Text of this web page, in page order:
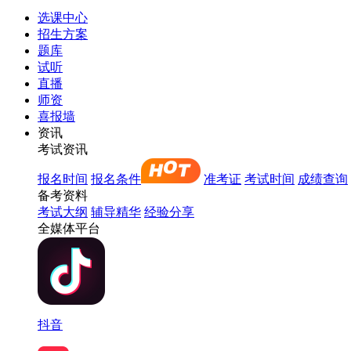
选课中心
招生方案
题库
试听
直播
师资
喜报墙
资讯
考试资讯
报名时间 报名条件 准考证 考试时间 成绩查询
备考资料
考试大纲 辅导精华 经验分享
全媒体平台
抖音